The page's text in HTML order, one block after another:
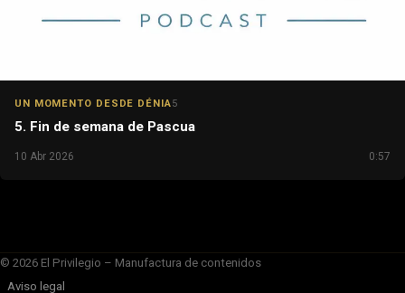
UN MOMENTO DESDE DÉNIA5
5. Fin de semana de Pascua
10 Abr 2026 0:57
© 2026 El Privilegio – Manufactura de contenidos
Aviso legal